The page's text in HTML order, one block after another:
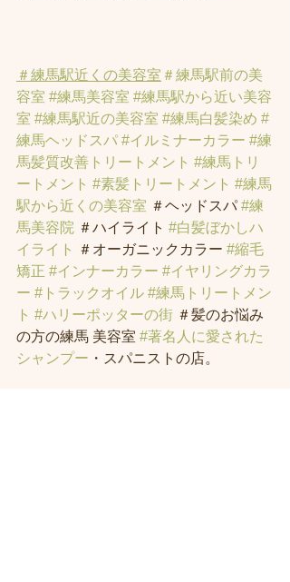
＃練馬駅近くの美容室 ＃練馬駅前の美
容室 #練馬美容室 #練馬駅から近い美容
室 #練馬駅近の美容室 #練馬白髪染め #
練馬ヘッドスパ #イルミナーカラー #練
馬髪質改善トリートメント #練馬トリ
ートメント #素髪トリートメント #練馬
駅から近くの美容室 ＃ヘッドスパ #練
馬美容院 ＃ハイライト #白髪ぼかしハ
イライト
＃オーガニックカラー #縮毛
矯正 #インナーカラー #イヤリングカラ
ー #トラックオイル #練馬トリートメン
ト #ハリーポッターの街 ＃髪のお悩み
の方の練馬 美容室 #著名人に愛された
シャンプー ・スパニストの店。